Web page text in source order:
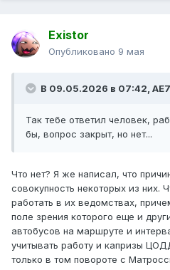
Existor
Опубликовано 9 мая
В 09.05.2026 в 07:42,
Так тебе ответил человек,
бы, вопрос закрыт, но нет...
Что нет? Я же написал, что
совокупность некоторых из них.
работать в их ведомствах,
поле зрения которого еще и
автобусов на маршруте и
учитывать работу и капризы
только в том повороте с